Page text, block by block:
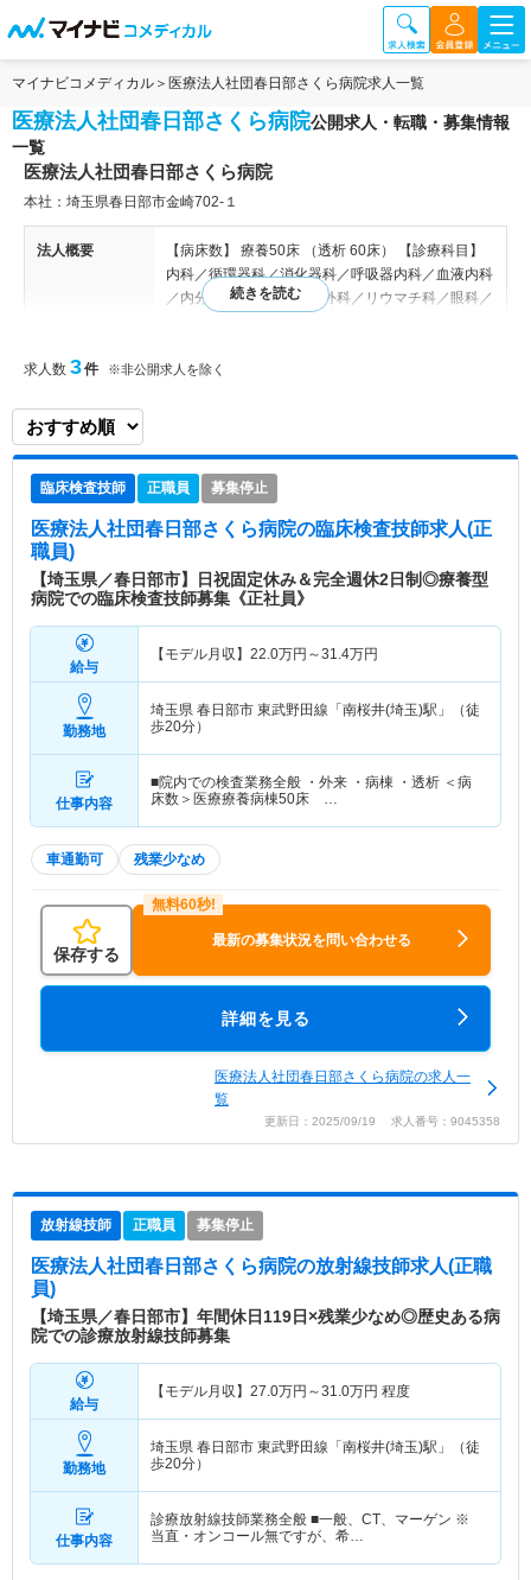
マイナビコメディカル 医療法人社団春日部さくら病院求人一覧
医療法人社団春日部さくら病院公開求人・転職・募集情報
一覧
医療法人社団春日部さくら病院
本社：埼玉県春日部市金崎702-１
法人概要
【病床数】 療養50床 （透析 60床） 【診療科目】
内科／循環器科／消化器科／呼吸器内科／血液内科
／内分泌科／外科／整形外科／リウマチ科／眼科／
特色
「自分がして欲しいことを、まず人にする。」 昭
を提供できるよう努めております。
求人数 3件 ※非公開求人を除く
臨床検査技師 正職員 募集停止
医療法人社団春日部さくら病院の臨床検査技師求人(正
職員)
【埼玉県／春日部市】日祝固定休み＆完全週休2日制◎療養型
病院での臨床検査技師募集《正社員》
給与
【モデル月収】 22.0万円～31.4万円
勤務地
埼玉県 春日部市 東武野田線「南桜井(埼玉)駅」（徒
歩20分）
仕事内容
■院内での検査業務全般 ・外来 ・病棟 ・透析 ＜病
床数＞医療療養病棟50床 …
車通勤可 残業少なめ
保存する
最新の募集状況を問い合わせる
詳細を見る
医療法人社団春日部さくら病院の求人一
覧
更新日：2025/09/19 求人番号：9045358
放射線技師 正職員 募集停止
医療法人社団春日部さくら病院の放射線技師求人(正職
員)
【埼玉県／春日部市】年間休日119日×残業少なめ◎歴史ある病
院での診療放射線技師募集
給与
【モデル月収】 27.0万円～31.0万円 程度
勤務地
埼玉県 春日部市 東武野田線「南桜井(埼玉)駅」（徒
歩20分）
仕事内容
診療放射線技師業務全般 ■一般、CT、マーゲン ※
当直・オンコール無ですが、希…